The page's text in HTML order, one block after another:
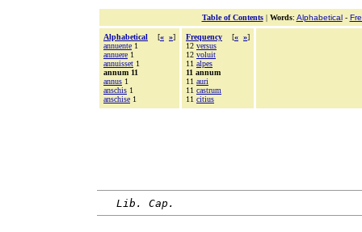
Table of Contents| Words: Alphabetical-
Alphabetical [« »]
annuente 1
annuere 1
annuisset 1
annum 11
annus 1
anschis 1
anschise 1
Frequency [« »]
12 versus
12 voluit
11 alpes
11 annum
11 auri
11 castrum
11 citius
Lib. Cap.